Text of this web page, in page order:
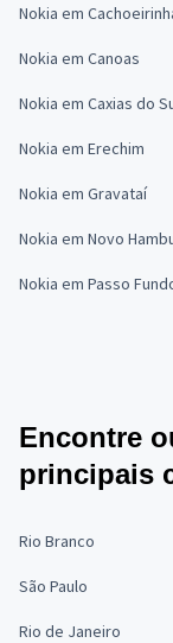
Nokia em
Nokia em Canoas
Nokia em Caxias do
Nokia em Erechim
Nokia em Gravataí
Nokia em Novo
Nokia em Passo
Encontre
principais
Rio Branco
São Paulo
Rio de Janeiro